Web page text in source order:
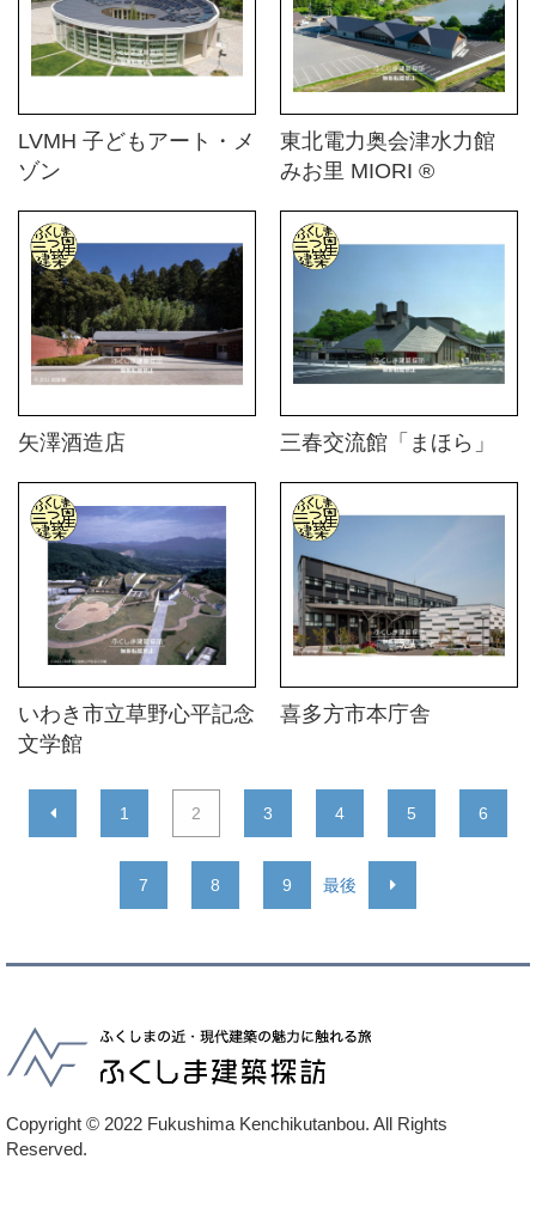
LVMH 子どもアート・メ
ゾン
東北電力奥会津水力館
みお里 MIORI ®
矢澤酒造店 三春交流館「まほら」
いわき市立草野心平記念
文学館
喜多方市本庁舎
1 2 3 4 5 6
7 8 9 最後
Copyright © 2022 Fukushima Kenchikutanbou. All Rights
Reserved.